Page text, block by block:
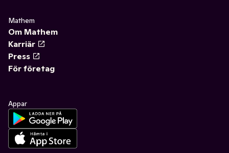
Mathem
Om Mathem
Karriär
Press
För företag
Appar